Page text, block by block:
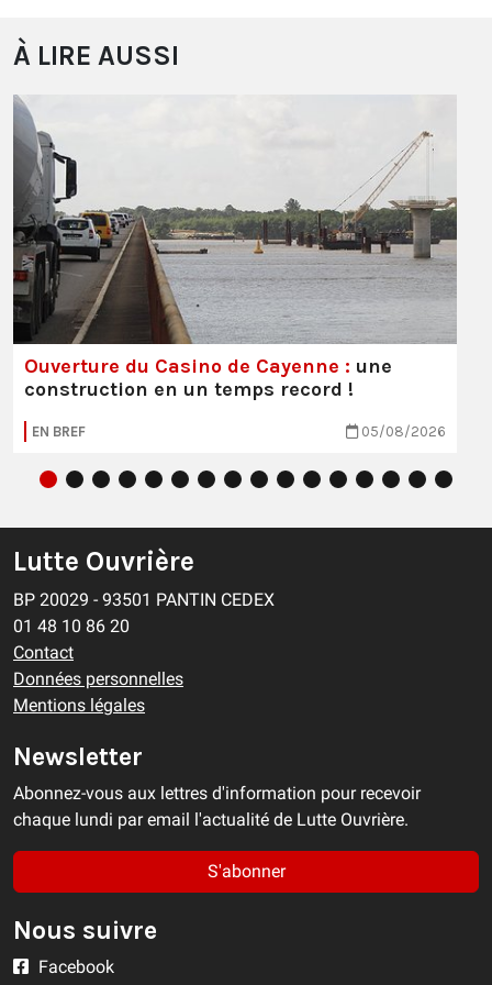
À LIRE AUSSI
Ouverture du Casino de Cayenne : une
construction en un temps record !
EN BREF 05/08/2026
Lutte Ouvrière
BP 20029 - 93501 PANTIN CEDEX
01 48 10 86 20
Contact
Données personnelles
Mentions légales
Newsletter
Abonnez-vous aux lettres d'information pour recevoir
chaque lundi par email l'actualité de Lutte Ouvrière.
S'abonner
Nous suivre
Facebook